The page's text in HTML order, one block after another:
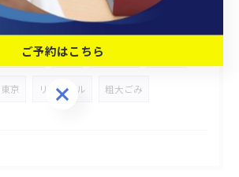
出張買取 バッグ 貴金属
エアコン 埼玉 即日対応
東京 リサイクル 粗大ごみ
ご予約はこちら
ご予約はこちら